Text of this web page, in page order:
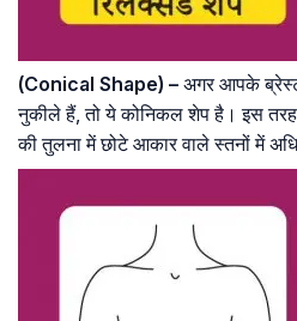
(Conical Shape) – अगर आपके
नुकीले हैं, तो ये कोनिकल शेप है। इस
की तुलना में छोटे आकार वाले स्तनों में